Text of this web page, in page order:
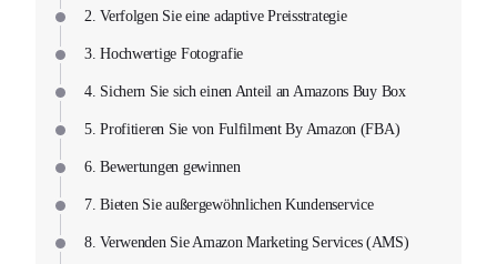
2. Verfolgen Sie eine adaptive Preisstrategie
3. Hochwertige Fotografie
4. Sichern Sie sich einen Anteil an Amazons Buy Box
5. Profitieren Sie von Fulfilment By Amazon (FBA)
6. Bewertungen gewinnen
7. Bieten Sie außergewöhnlichen Kundenservice
8. Verwenden Sie Amazon Marketing Services (AMS)